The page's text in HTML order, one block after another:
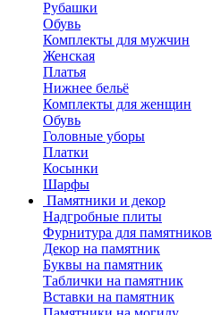
Рубашки
Обувь
Комплекты для мужчин
Женская
Платья
Нижнее бельё
Комплекты для женщин
Обувь
Головные уборы
Платки
Косынки
Шарфы
Памятники и декор
Надгробные плиты
Фурнитура для памятников
Декор на памятник
Буквы на памятник
Таблички на памятник
Вставки на памятник